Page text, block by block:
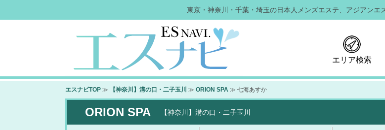
東京・神奈川・千葉・埼玉の日本人メンズエステ、 アジアンエ
エリア検索
エスナビTOP ≫ 【神奈川】溝の口・二子玉川 ≫ ORION SPA ≫ 七海あすか
ORION SPA 【神奈川】溝の口・二子玉川